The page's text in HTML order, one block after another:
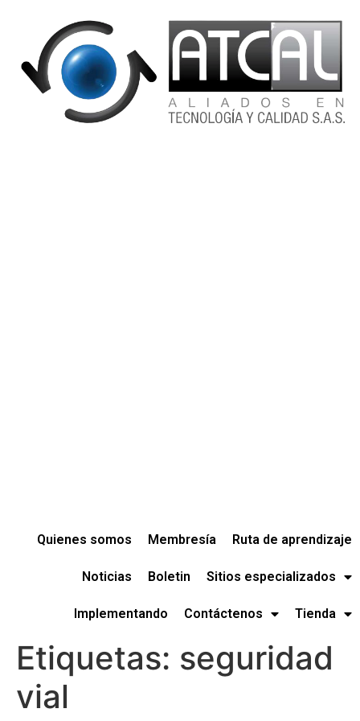
Quienes somos Membresía Ruta de aprendizaje
Noticias Boletin Sitios especializados
Implementando Contáctenos Tienda
Etiquetas: seguridad
vial